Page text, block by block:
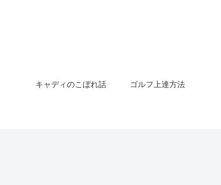
キャディのこぼれ話 ゴルフ上達方法